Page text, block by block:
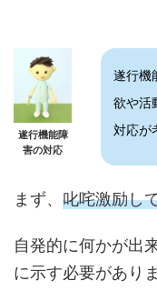
遂行機能障
害の対応
遂行機
欲や活
対応が
まず、 叱咤激励し
自発的に何かが出
に示す必要がありま